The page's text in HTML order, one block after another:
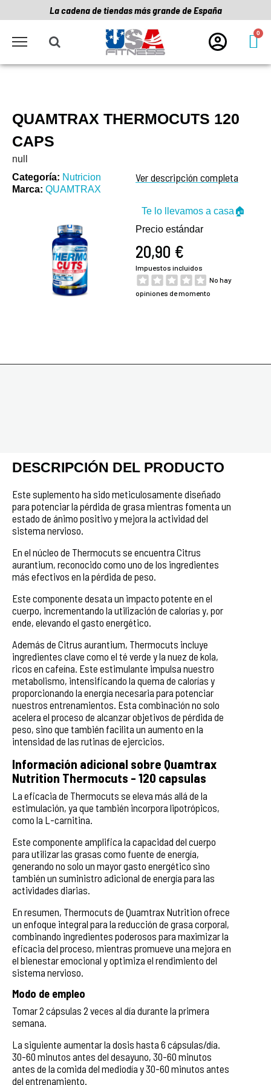
La cadena de tiendas más grande de España
QUAMTRAX THERMOCUTS 120
CAPS
null
Categoría
Nutricion
Marca QUAMTRAX
Ver descripción completa
Te lo llevamos a casa🏠
Precio estándar
20,90 €
Impuestos incluidos
No hay
opiniones de momento
DESCRIPCIÓN DEL PRODUCTO
Este suplemento ha sido meticulosamente diseñado
para potenciar la pérdida de grasa mientras fomenta un
estado de ánimo positivo y mejora la actividad del
sistema nervioso.
En el núcleo de Thermocuts se encuentra Citrus
aurantium, reconocido como uno de los ingredientes
más efectivos en la pérdida de peso.
Este componente desata un impacto potente en el
cuerpo, incrementando la utilización de calorías y, por
ende, elevando el gasto energético.
Además de Citrus aurantium, Thermocuts incluye
ingredientes clave como el té verde y la nuez de kola,
ricos en cafeína. Este estimulante impulsa nuestro
metabolismo, intensificando la quema de calorías y
proporcionando la energía necesaria para potenciar
nuestros entrenamientos. Esta combinación no solo
acelera el proceso de alcanzar objetivos de pérdida de
peso, sino que también facilita un aumento en la
intensidad de las rutinas de ejercicios.
Información adicional sobre Quamtrax
Nutrition Thermocuts - 120 capsulas
La eficacia de Thermocuts se eleva más allá de la
estimulación, ya que también incorpora lipotrópicos,
como la L-carnitina.
Este componente amplifica la capacidad del cuerpo
para utilizar las grasas como fuente de energía,
generando no solo un mayor gasto energético sino
también un suministro adicional de energía para las
actividades diarias.
En resumen, Thermocuts de Quamtrax Nutrition ofrece
un enfoque integral para la reducción de grasa corporal,
combinando ingredientes poderosos para maximizar la
eficacia del proceso, mientras promueve una mejora en
el bienestar emocional y optimiza el rendimiento del
sistema nervioso.
Modo de empleo
Tomar 2 cápsulas 2 veces al día durante la primera
semana.
La siguiente aumentar la dosis hasta 6 cápsulas/día.
30-60 minutos antes del desayuno, 30-60 minutos
antes de la comida del mediodía y 30-60 minutos antes
del entrenamiento.